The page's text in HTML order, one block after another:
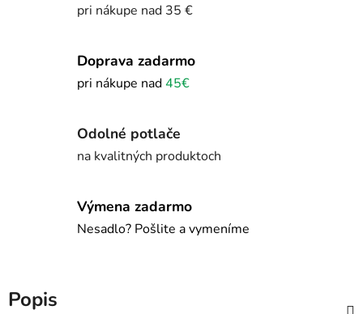
pri nákupe nad 35 €
Doprava zadarmo
pri nákupe nad45€
Odolné potlače
na kvalitných produktoch
Výmena zadarmo
Nesadlo? Pošlite a vymeníme
Popis